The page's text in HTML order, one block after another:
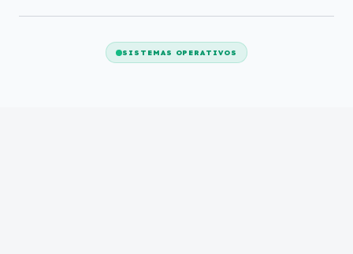
SISTEMAS OPERATIVOS